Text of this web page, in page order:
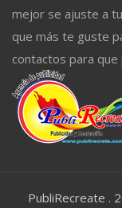
mejor se ajuste a
que más te guste
contactos para que
PubliRecreate .